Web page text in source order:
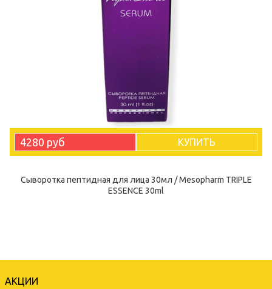
4280 руб КУПИТЬ
Сыворотка пептидная для лица 30мл / Mesopharm TRIPLE
ESSENCE 30ml
АКЦИИ